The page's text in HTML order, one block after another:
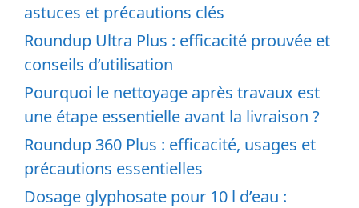
astuces et précautions clés
Roundup Ultra Plus : efficacité prouvée et
conseils d’utilisation
Pourquoi le nettoyage après travaux est
une étape essentielle avant la livraison ?
Roundup 360 Plus : efficacité, usages et
précautions essentielles
Dosage glyphosate pour 10 l d’eau :